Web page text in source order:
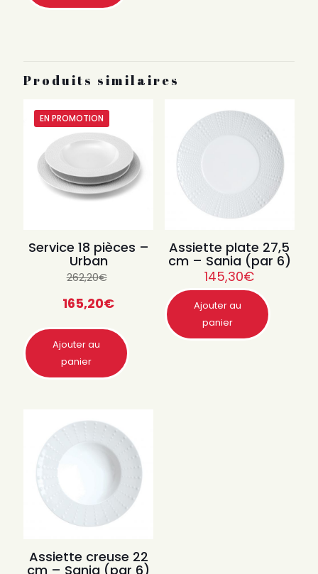
Produits similaires
EN PROMOTION
Service 18 pièces –
Urban
262,20€
165,20€
Ajouter au
panier
Assiette plate 27,5
cm – Sania (par 6)
145,30€
Ajouter au
panier
Assiette creuse 22
cm – Sania (par 6)